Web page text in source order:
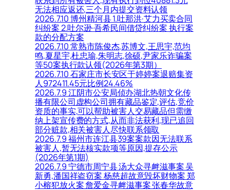
无法相应返还,三个月内提交资料认领
2026.7.10 博州精河县 1.吐那洪·艾力买卖合同
纠纷案 2.吐尔逊·吾希民间借贷纠纷案 执行案
款的分配方案
2026.7.10 常熟市陈俊杰,苏博文,王思宇,范均
鸣,夏星宇,杜忠瑜,朱明志,徐硕,尹家乐诈骗案
等50案执行款认领(2026年第3期）
2026.7.10 石家庄市长安区于婷婷案退赔集资
人972411.45元比例24.46%
2026.7.9 江阴市公安局侦办湖北热朝文化传
播有限公司虚构公司拥有藏品鉴定,评估,竞价
资质的事实,可以帮助被害人交易藏品但需缴
纳上架宣传费的方式,从而非法获利,现已追回
部分赃款,相关被害人尽快联系领取
2026.7.9 福州市连江县39案案款因无法联系
被害人,暂无法核实款项等原因,提存公示
(2026年第1期)
2026.7.9 宁德市周宁县 汤大众寻衅滋事案 吴
新勇,潘国祥盗窃案 杨慈超故意毁坏财物案 郑
小榕犯放火案 詹爱金寻衅滋事案 张春华故意